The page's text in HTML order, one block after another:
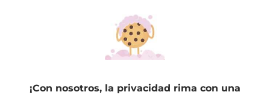
¡Con nosotros, la privacidad rima con una